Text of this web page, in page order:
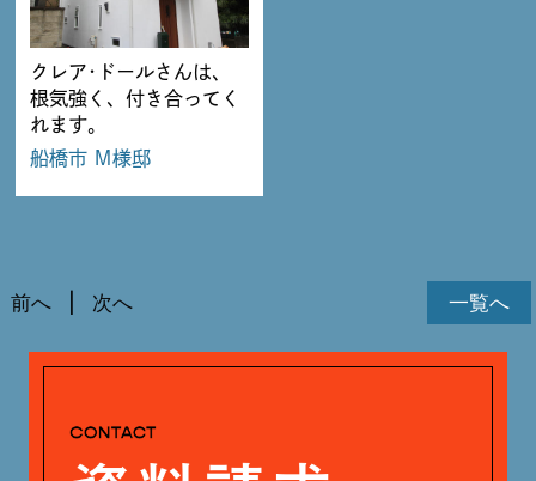
クレア･ドールさんは、
根気強く、付き合ってく
れます。
船橋市 Ｍ様邸
一覧へ
前へ 次へ